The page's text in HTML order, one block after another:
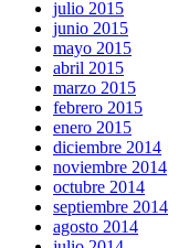
julio 2015
junio 2015
mayo 2015
abril 2015
marzo 2015
febrero 2015
enero 2015
diciembre 2014
noviembre 2014
octubre 2014
septiembre 2014
agosto 2014